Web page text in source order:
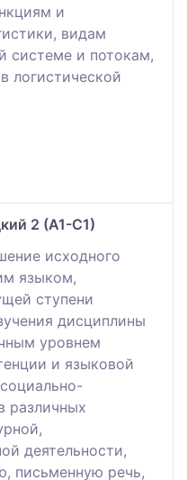
и
видам
системе и потокам,
логистической
2 (А1-С1)
исходного
языком,
ступени
дисциплины
уровнем
и языковой
различных
деятельности,
письменную речь,